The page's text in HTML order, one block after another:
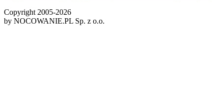
Copyright 2005-2026
by NOCOWANIE.PL Sp. z o.o.